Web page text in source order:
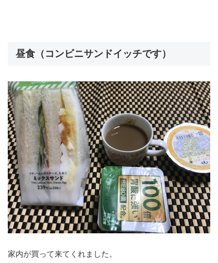
昼食（コンビニサンドイッチです）
家内が買って来てくれました。